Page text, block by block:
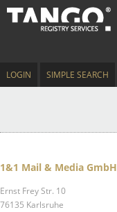
LOGIN SIMPLE SEARCH
1&1 Mail & Media GmbH
Ernst Frey Str. 10
76135 Karlsruhe